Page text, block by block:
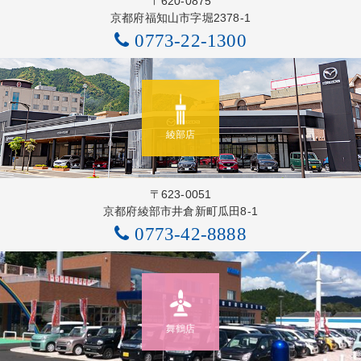
京都府福知山市字堀2378-1
0773-22-1300
綾部店
〒623-0051
京都府綾部市井倉新町瓜田8-1
0773-42-8888
舞鶴店